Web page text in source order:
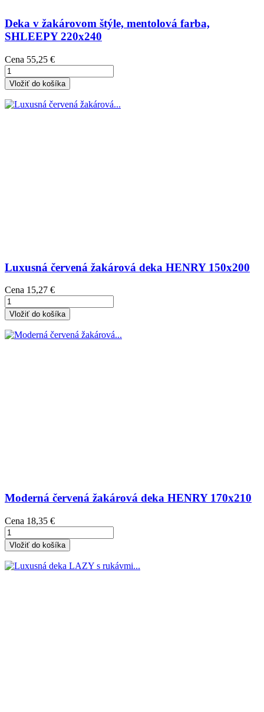
Deka v žakárovom štýle, mentolová farba,
SHLEEPY 220x240
Cena 55,25 €
Vložiť do košíka
Luxusná červená žakárová deka HENRY 150x200
Cena 15,27 €
Vložiť do košíka
Moderná červená žakárová deka HENRY 170x210
Cena 18,35 €
Vložiť do košíka